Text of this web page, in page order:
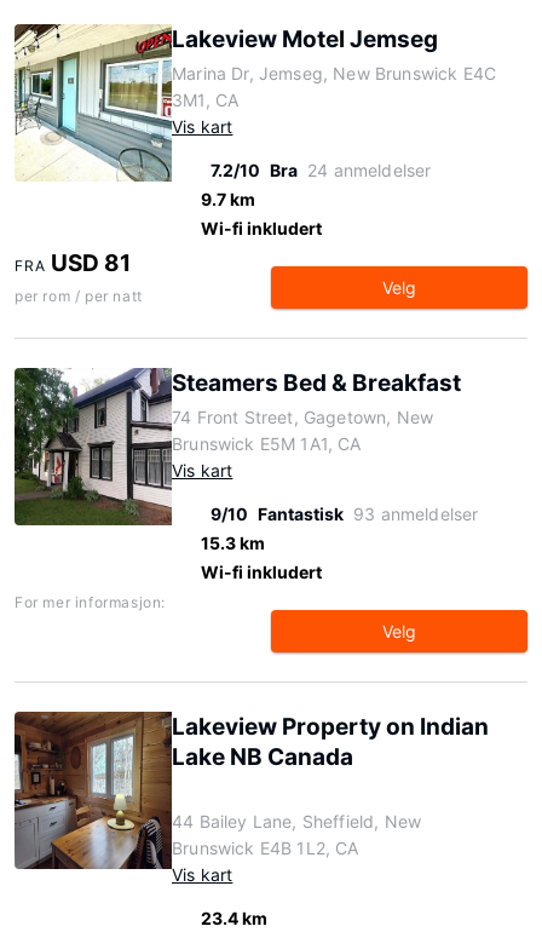
Lakeview Motel Jemseg
Marina Dr, Jemseg, New Brunswick E4C
3M1, CA
Vis kart
7.2/10 Bra 24 anmeldelser
9.7 km
Wi-fi inkludert
FRA USD 81
per rom / per natt Velg
Steamers Bed & Breakfast
74 Front Street, Gagetown, New
Brunswick E5M 1A1, CA
Vis kart
9/10 Fantastisk 93 anmeldelser
15.3 km
Wi-fi inkludert
For mer informasjon:
Velg
Lakeview Property on Indian
Lake NB Canada
44 Bailey Lane, Sheffield, New
Brunswick E4B 1L2, CA
Vis kart
23.4 km